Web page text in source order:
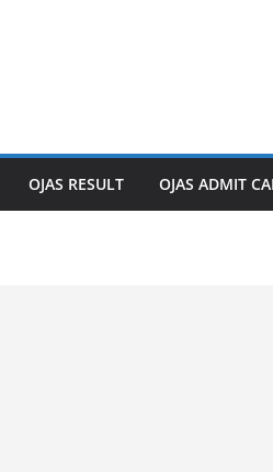
OJAS RESULT OJAS ADMIT